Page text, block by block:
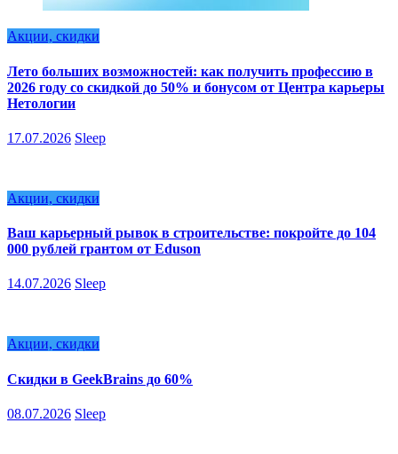
Акции, скидки
Лето больших возможностей: как получить профессию в
2026 году со скидкой до 50% и бонусом от Центра карьеры
Нетологии
17.07.2026 Sleep
Акции, скидки
Ваш карьерный рывок в строительстве: покройте до 104
000 рублей грантом от Eduson
14.07.2026 Sleep
Акции, скидки
Скидки в GeekBrains до 60%
08.07.2026 Sleep